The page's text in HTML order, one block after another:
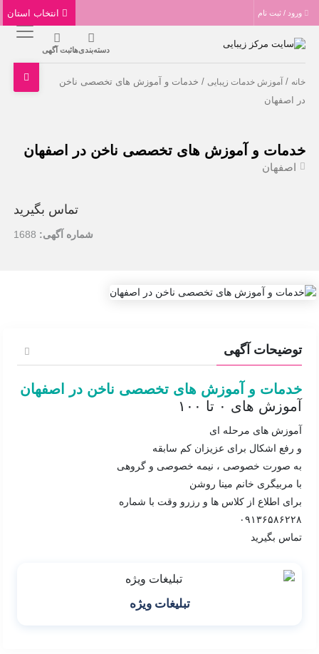
ورود / ثبت نام
دسته‌بندی‌هاثبت آگهی
خانه / آموزش خدمات زیبایی / خدمات و آموزش های تخصصی ناخن
در اصفهان
خدمات و آموزش های تخصصی ناخن در اصفهان
اصفهان
تماس بگیرید
شماره آگهی: 1688
توضیحات آگهی
خدمات و آموزش های تخصصی ناخن در اصفهان
آموزش های ۰ تا ۱۰۰
آموزش های مرحله ای
و رفع اشکال برای عزیزان کم سابقه
به صورت خصوصی ، نیمه خصوصی و گروهی
با مربیگری خانم مینا روشن
برای اطلاع از کلاس ها و رزرو وقت با‌ شماره
۰۹۱۳۶۵۸۶۲۲۸
تماس بگیرید
تبلیغات ویژه